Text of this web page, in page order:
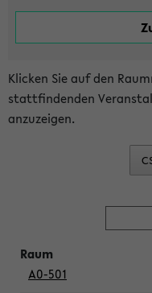
Klicken Sie auf den
stattfindenden
anzuzeigen.
A0-501